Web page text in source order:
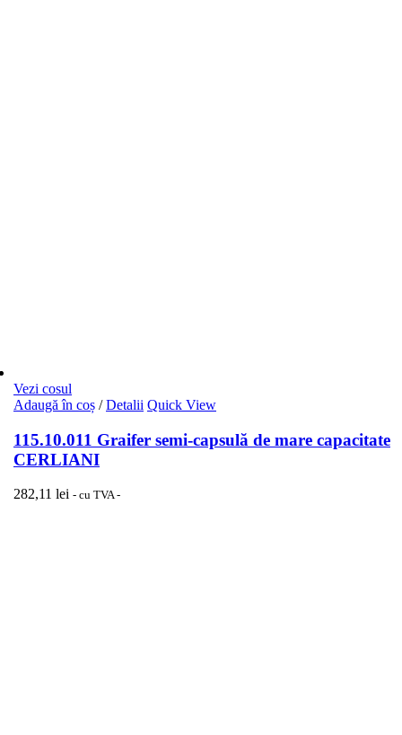
Vezi cosul
Adaugă în coș / Detalii Quick View
115.10.011 Graifer semi-capsulă de mare capacitate
CERLIANI
282,11 lei - cu TVA -